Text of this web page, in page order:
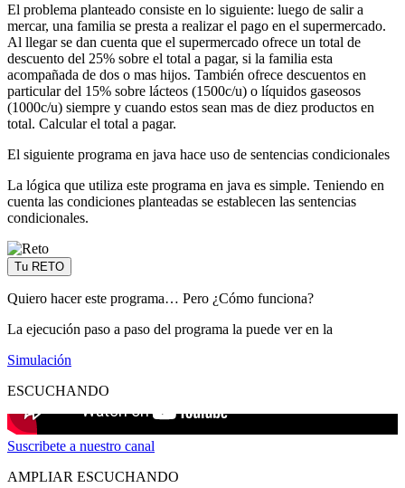
El problema planteado consiste en lo siguiente: luego de salir a
mercar, una familia se presta a realizar el pago en el supermercado.
Al llegar se dan cuenta que el supermercado ofrece un total de
descuento del 25% sobre el total a pagar, si la familia esta
acompañada de dos o mas hijos. También ofrece descuentos en
particular del 15% sobre lácteos (1500c/u) o líquidos gaseosos
(1000c/u) siempre y cuando estos sean mas de diez productos en
total. Calcular el total a pagar.
El siguiente programa en java hace uso de sentencias condicionales
La lógica que utiliza este programa en java es simple. Teniendo en
cuenta las condiciones planteadas se establecen las sentencias
condicionales.
Tu RETO
Quiero hacer este programa… Pero ¿Cómo funciona?
La ejecución paso a paso del programa la puede ver en la
Simulación
ESCUCHANDO
Suscribete a nuestro canal
AMPLIAR ESCUCHANDO